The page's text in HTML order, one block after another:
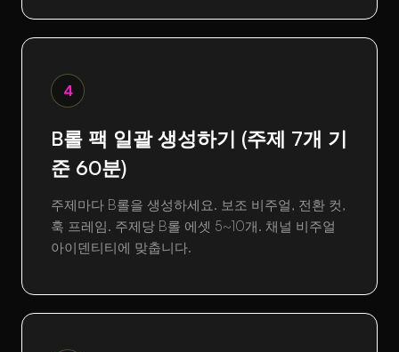
4
B롤 팩 일괄 생성하기 (주제 7개 기
준 60분)
주제마다 B롤을 생성하세요. 보조 비주얼, 전환 컷,
훅 프레임. 주제당 B롤 에셋 5~10개. 채널 비주얼
아이덴티티에 맞춥니다.